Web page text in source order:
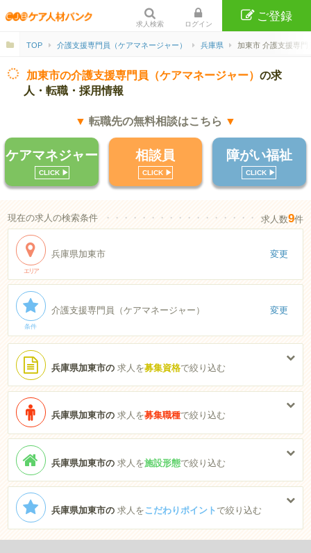
求人検索 ログイン
ご登録
TOP 介護支援専門員（ケアマネージャー） 兵庫県 加東市 介護支援専
加東市の介護支援専門員（ケアマネージャー）の求
人・転職・採用情報
▼ 転職先の無料相談はこちら ▼
ケアマネジャー
CLICK ▶︎
相談員
CLICK ▶︎
障がい福祉
CLICK ▶︎
現在の求人の検索条件 ・・・・・・・・・・・・・・・・・・・・・・
求人数9件
エリア
兵庫県加東市 変更
条件
介護支援専門員（ケアマネージャー） 変更
兵庫県加東市の求人を募集資格で絞り込む
兵庫県加東市の求人を募集職種で絞り込む
兵庫県加東市の求人を施設形態で絞り込む
兵庫県加東市の求人をこだわりポイント で絞り込む